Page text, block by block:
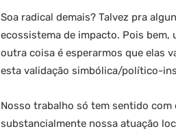
Soa radical demais? Talvez pra
ecossistema de impacto. Pois bem,
outra coisa é esperarmos que elas
esta validação simbólica/político-
Nosso trabalho só tem sentido com
substancialmente nossa atuação